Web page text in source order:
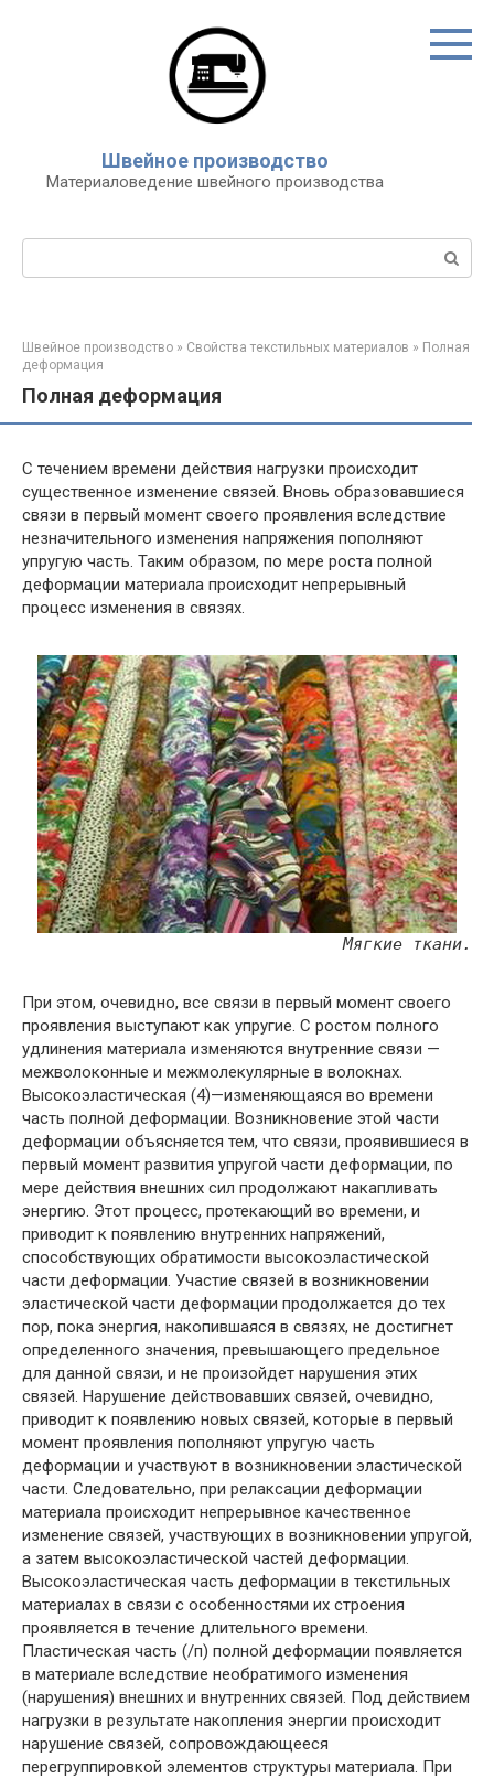
Швейное производство
Материаловедение швейного производства
Поиск:
Швейное производство » Свойства текстильных материалов » Полная
деформация
Полная деформация
С течением времени действия нагрузки происходит
существенное изменение связей. Вновь образовавшиеся
связи в первый момент своего проявления вследствие
незначительного изменения напряжения пополняют
упругую часть. Таким образом, по мере роста полной
деформации материала происходит непрерывный
процесс изменения в связях.
Мягкие ткани.
При этом, очевидно, все связи в первый момент своего
проявления выступают как упругие. С ростом полного
удлинения материала изменяются внутренние связи —
межволоконные и межмолекулярные в волокнах.
Высокоэластическая (4)—изменяющаяся во времени
часть полной деформации. Возникновение этой части
деформации объясняется тем, что связи, проявившиеся в
первый момент развития упругой части деформации, по
мере действия внешних сил продолжают накапливать
энергию. Этот процесс, протекающий во времени, и
приводит к появлению внутренних напряжений,
способствующих обратимости высокоэластической
части деформации. Участие связей в возникновении
эластической части деформации продолжается до тех
пор, пока энергия, накопившаяся в связях, не достигнет
определенного значения, превышающего предельное
для данной связи, и не произойдет нарушения этих
связей. Нарушение действовавших связей, очевидно,
приводит к появлению новых связей, которые в первый
момент проявления пополняют упругую часть
деформации и участвуют в возникновении эластической
части. Следовательно, при релаксации деформации
материала происходит непрерывное качественное
изменение связей, участвующих в возникновении упругой,
а затем высокоэластической частей деформации.
Высокоэластическая часть деформации в текстильных
материалах в связи с особенностями их строения
проявляется в течение длительного времени.
Пластическая часть (/п) полной деформации появляется
в материале вследствие необратимого изменения
(нарушения) внешних и внутренних связей. Под действием
нагрузки в результате накопления энергии происходит
нарушение связей, сопровождающееся
перегруппировкой элементов структуры материала. При